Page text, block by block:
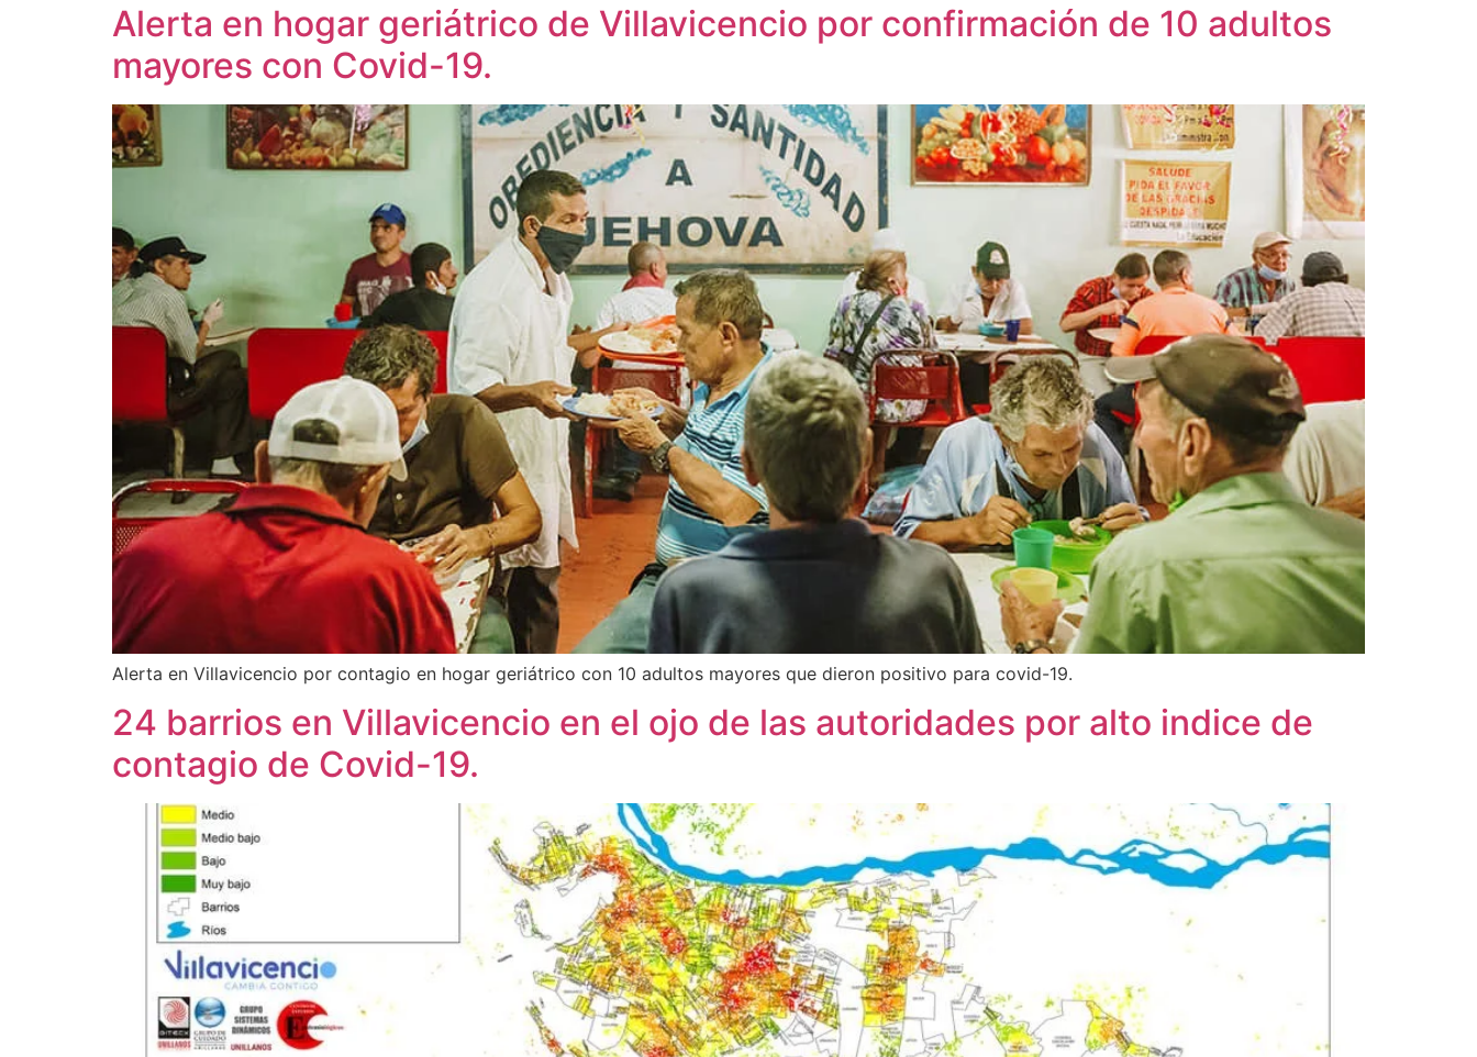
Alerta en hogar geriátrico de Villavicencio por confirmación de 10 adultos
mayores con Covid-19.
Alerta en Villavicencio por contagio en hogar geriátrico con 10 adultos mayores que dieron positivo para covid-19.
24 barrios en Villavicencio en el ojo de las autoridades por alto indice de
contagio de Covid-19.